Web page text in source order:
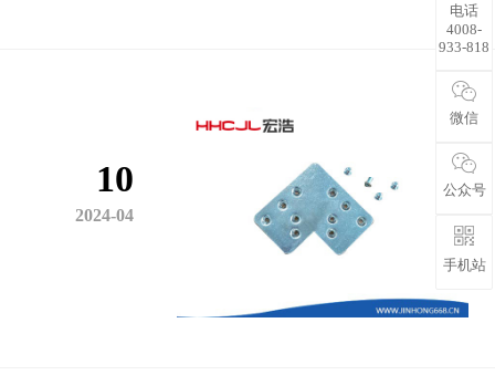
10
2024-04
电话
4008-
933-818
微信
公众号
手机站